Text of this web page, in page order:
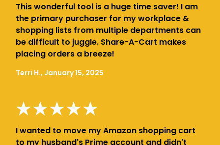
This wonderful tool is a huge time saver! I am
the primary purchaser for my workplace &
shopping lists from multiple departments can
be difficult to juggle. Share-A-Cart makes
placing orders a breeze!
Terri H., January 15, 2025
I wanted to move my Amazon shopping cart
to my husband's Prime account and didn't